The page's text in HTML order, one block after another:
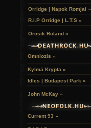
Orridge | Napok Romjai »
R.I.P Orridge | L.T.S »
Orcsik Roland »
Omniozis »
Kylmä Krypta »
Idles | Budapest Park »
John McKay »
Current 93 »